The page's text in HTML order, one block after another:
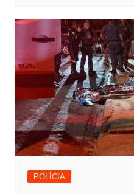
POLÍCIA